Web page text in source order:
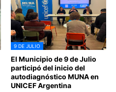
9 DE JULIO
El Municipio de 9 de Julio
participó del inicio del
autodiagnóstico MUNA en
UNICEF Argentina